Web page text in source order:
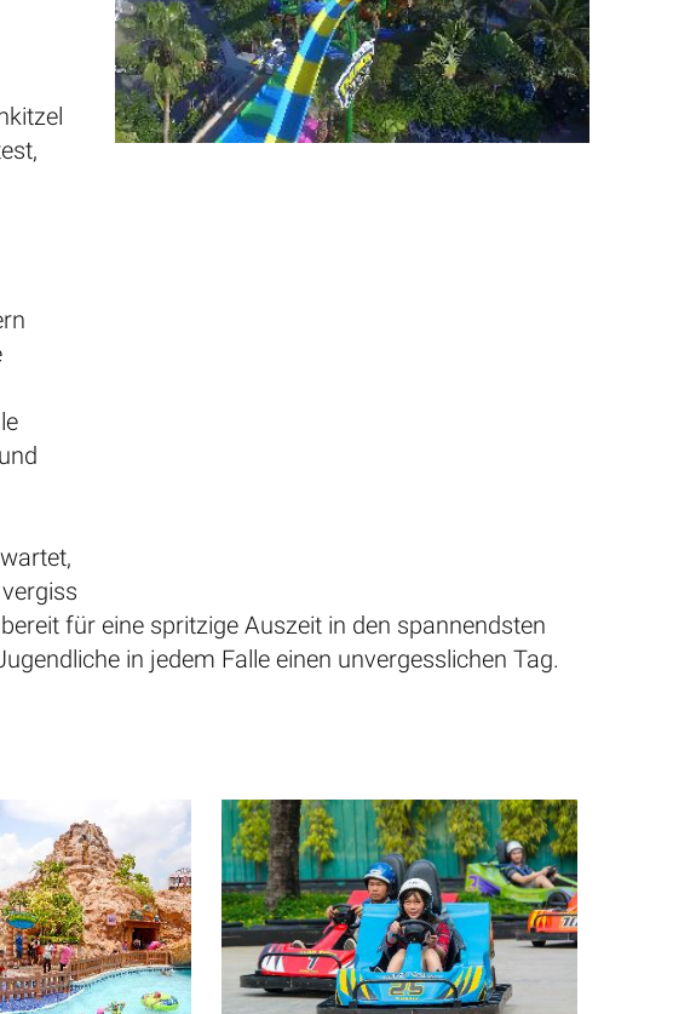
für eine spritzige Auszeit in den spannendsten
in jedem Falle einen unvergesslichen Tag.